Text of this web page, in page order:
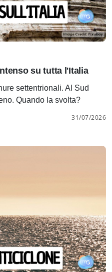
su tutta l'Italia
settentrionali. Al Sud
Quando la svolta?
31/07/2026